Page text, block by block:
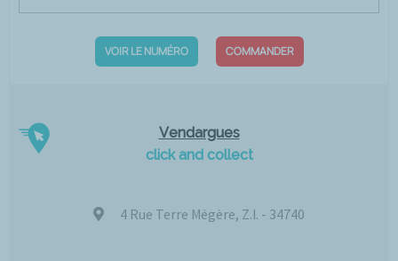
VOIR LE NUMÉRO COMMANDER
Vendargues
click and collect
4 Rue Terre Mégère, Z.I. - 34740